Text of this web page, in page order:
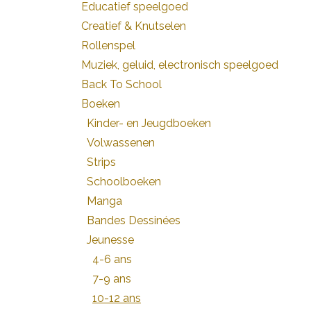
Educatief speelgoed
Creatief & Knutselen
Rollenspel
Muziek, geluid, electronisch speelgoed
Back To School
Boeken
Kinder- en Jeugdboeken
Volwassenen
Strips
Schoolboeken
Manga
Bandes Dessinées
Jeunesse
4-6 ans
7-9 ans
10-12 ans